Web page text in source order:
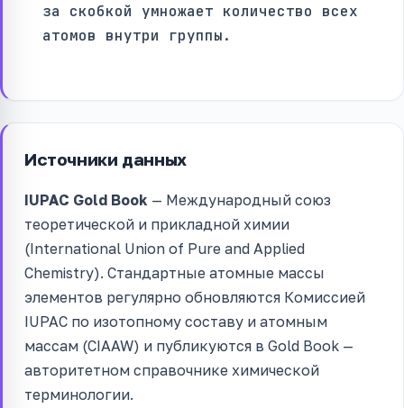
за скобкой умножает количество всех
атомов внутри группы.
Источники данных
IUPAC Gold Book — Международный союз
теоретической и прикладной химии
(International Union of Pure and Applied
Chemistry). Стандартные атомные массы
элементов регулярно обновляются Комиссией
IUPAC по изотопному составу и атомным
массам (CIAAW) и публикуются в Gold Book —
авторитетном справочнике химической
терминологии.